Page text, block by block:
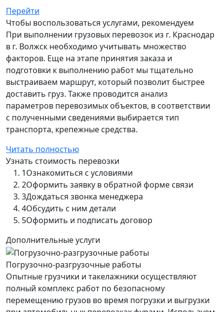
Перейти
Чтобы воспользоваться услугами, рекомендуем
При выполнении грузовых перевозок из г. Краснодар
в г. Волжск необходимо учитывать множество
факторов. Еще на этапе принятия заказа и
подготовки к выполнению работ мы тщательно
выстраиваем маршрут, который позволит быстрее
доставить груз. Также проводится анализ
параметров перевозимых объектов, в соответствии
с полученными сведениями выбирается тип
транспорта, крепежные средства.
Читать полностью
Узнать стоимость перевозки
1Ознакомиться с условиями
2Оформить заявку в обратной форме связи
3Дождаться звонка менеджера
4Обсудить с ним детали
5Оформить и подписать договор
Дополнительные услуги
Погрузочно-разгрузочные работы
Опытные грузчики и такелажники осуществляют
полный комплекс работ по безопасному
перемещению грузов во время погрузки и выгрузки